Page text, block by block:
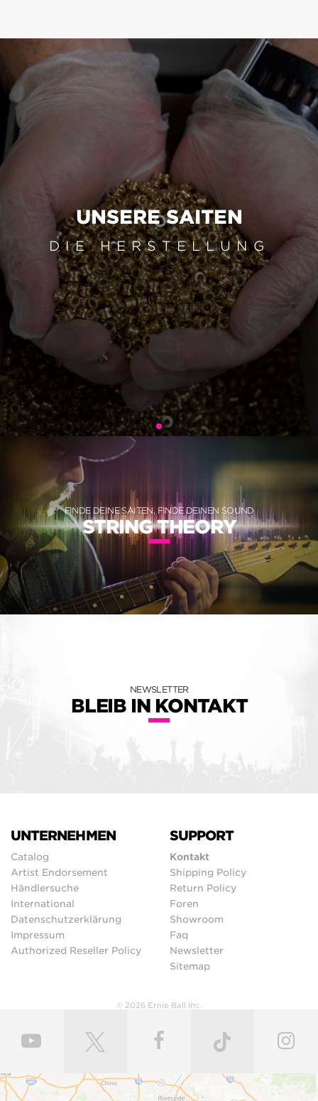
UNSERE SAITEN
DIE HERSTELLUNG
FINDE DEINE SAITEN, FINDE DEINEN SOUND
STRING THEORY
NEWSLETTER
BLEIB IN KONTAKT
UNTERNEHMEN
Catalog
Artist Endorsement
Händlersuche
International
Datenschutzerklärung
Impressum
Authorized Reseller Policy
SUPPORT
Kontakt
Shipping Policy
Return Policy
Foren
Showroom
Faq
Newsletter
Sitemap
© 2026 Ernie Ball Inc.